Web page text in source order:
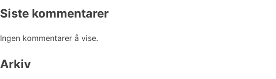
Siste kommentarer
Ingen kommentarer å vise.
Arkiv